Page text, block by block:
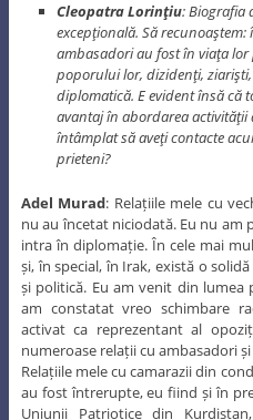
Cleopatra Lorinţiu: Biografia
excepţională. Să
ambasadori au fost în viaţa
poporului lor, dizidenţi,
diplomatică. E evident însă că
avantaj în abordarea
întâmplat să aveţi contacte
prieteni?
Adel Murad: Relațiile mele cu
nu au încetat niciodată. Eu nu
intra în diplomație. În cele mai
și, în special, în Irak, există o
și politică. Eu am venit din lumea
am constatat vreo schimbare
activat ca reprezentant al
numeroase relații cu ambasadori
Relațiile mele cu camarazii din
au fost întrerupte, eu fiind și în
Uniunii Patriotice din